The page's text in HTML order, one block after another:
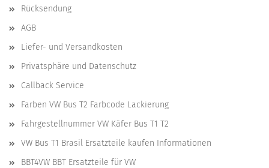
Rücksendung
AGB
Liefer- und Versandkosten
Privatsphäre und Datenschutz
Callback Service
Farben VW Bus T2 Farbcode Lackierung
Fahrgestellnummer VW Käfer Bus T1 T2
VW Bus T1 Brasil Ersatzteile kaufen Informationen
BBT4VW BBT Ersatzteile für VW